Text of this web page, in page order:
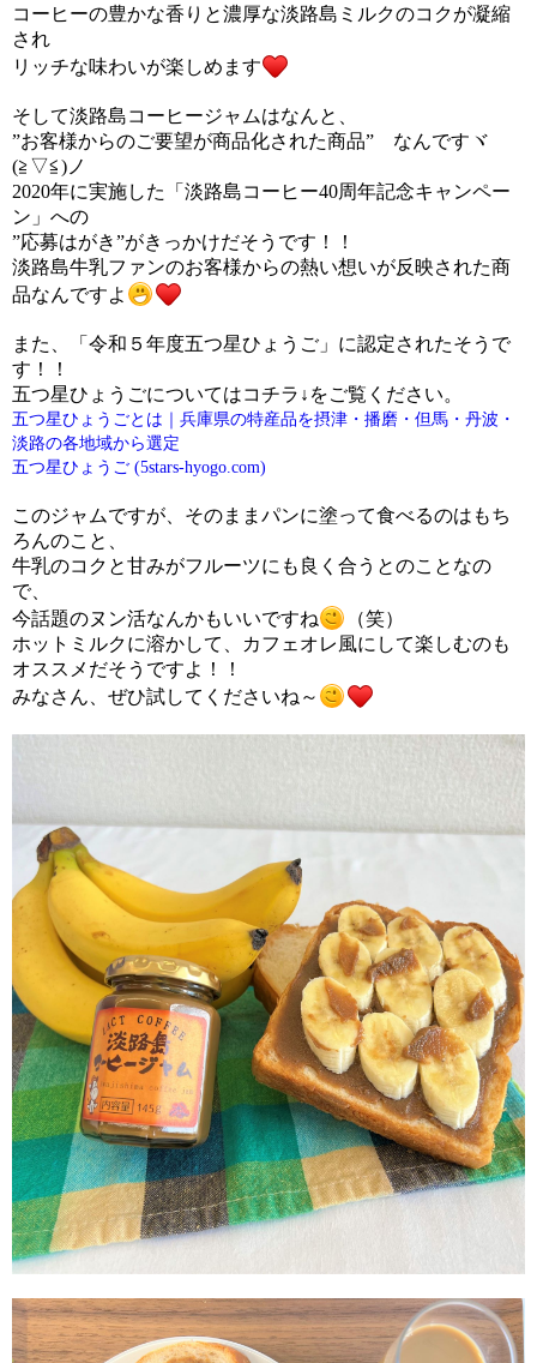
コーヒーの豊かな香りと濃厚な淡路島ミルクのコクが凝縮
され
リッチな味わいが楽しめます
そして淡路島コーヒージャムはなんと、
”お客様からのご要望が商品化された商品” なんですヾ
(≧▽≦)ノ
2020年に実施した「淡路島コーヒー40周年記念キャンペー
ン」への
”応募はがき”がきっかけだそうです！！
淡路島牛乳ファンのお客様からの熱い想いが反映された商
品なんですよ
また、「令和５年度五つ星ひょうご」に認定されたそうで
す！！
五つ星ひょうごについてはコチラ↓をご覧ください。
五つ星ひょうごとは｜兵庫県の特産品を摂津・播磨・但馬・丹波・
淡路の各地域から選定
五つ星ひょうご (5stars-hyogo.com)
このジャムですが、そのままパンに塗って食べるのはもち
ろんのこと、
牛乳のコクと甘みがフルーツにも良く合うとのことなの
で、
今話題のヌン活なんかもいいですね
（笑）
ホットミルクに溶かして、カフェオレ風にして楽しむのも
オススメだそうですよ！！
みなさん、ぜひ試してくださいね～